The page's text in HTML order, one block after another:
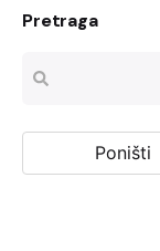
Pretraga
Poništi